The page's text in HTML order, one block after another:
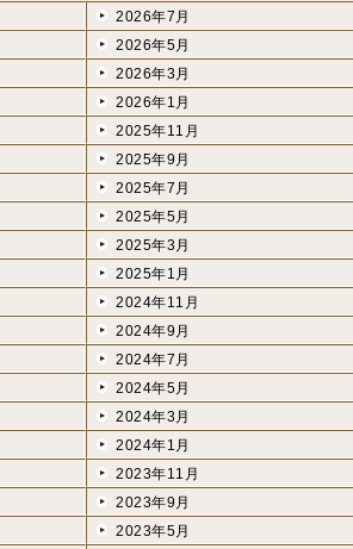
2026年7月
2026年5月
2026年3月
2026年1月
2025年11月
2025年9月
2025年7月
2025年5月
2025年3月
2025年1月
2024年11月
2024年9月
2024年7月
2024年5月
2024年3月
2024年1月
2023年11月
2023年9月
2023年5月